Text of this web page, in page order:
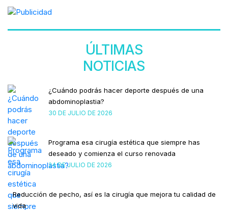
ÚLTIMAS
NOTICIAS
¿Cuándo podrás hacer deporte después de una
abdominoplastia?
30 DE JULIO DE 2026
Programa esa cirugía estética que siempre has
deseado y comienza el curso renovada
24 DE JULIO DE 2026
Reducción de pecho, así es la cirugía que mejora tu calidad de
vida